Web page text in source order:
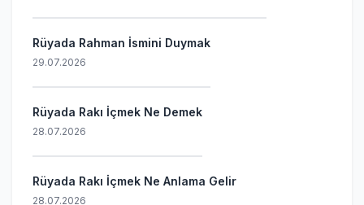
Rüyada Rahman İsmini Duymak
29.07.2026
Rüyada Rakı İçmek Ne Demek
28.07.2026
Rüyada Rakı İçmek Ne Anlama Gelir
28.07.2026